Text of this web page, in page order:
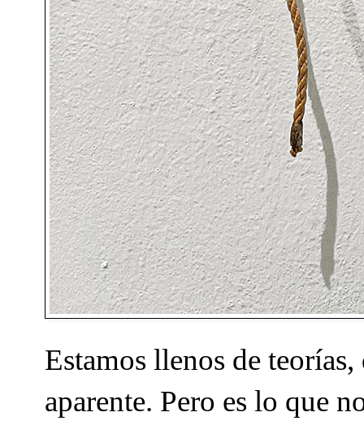
Estamos llenos de
aparente. Pero es lo que